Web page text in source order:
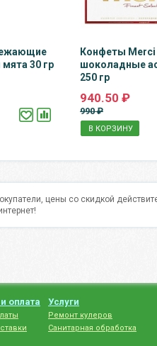
мята 30 гр
Конфеты Merci
шоколадные
250 гр
940.50 ₽
990 ₽
В КОРЗИНУ
цены со скидкой
оплата Услуги
Ремонт кулеров
Санитарная обработка